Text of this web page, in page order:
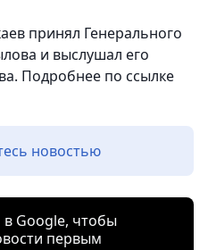
принял Генерального
и выслушал его
Подробнее по ссылке
новостью
Google, чтобы
первым